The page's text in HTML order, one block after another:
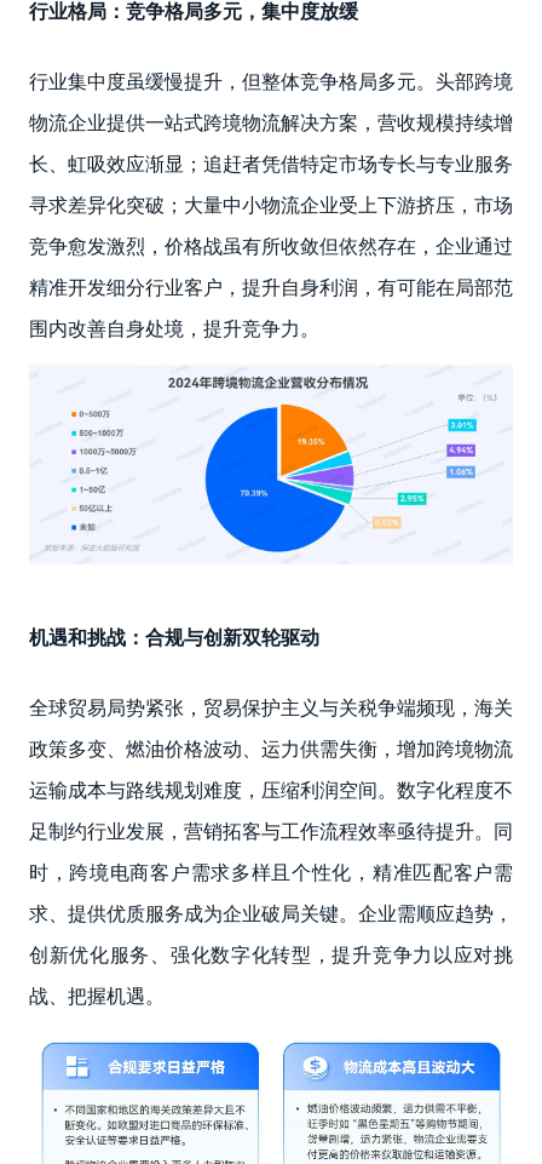
行业格局：竞争格局多元，集中度放缓
行业集中度虽缓慢提升，但整体竞争格局多元。头部跨境
物流企业提供一站式跨境物流解决方案，营收规模持续增
长、虹吸效应渐显；追赶者凭借特定市场专长与专业服务
寻求差异化突破；大量中小物流企业受上下游挤压，市场
竞争愈发激烈，价格战虽有所收敛但依然存在，企业通过
精准开发细分行业客户，提升自身利润，有可能在局部范
围内改善自身处境，提升竞争力。
机遇和挑战：合规与创新双轮驱动
全球贸易局势紧张，贸易保护主义与关税争端频现，海关
政策多变、燃油价格波动、运力供需失衡，增加跨境物流
运输成本与路线规划难度，压缩利润空间。数字化程度不
足制约行业发展，营销拓客与工作流程效率亟待提升。同
时，跨境电商客户需求多样且个性化，精准匹配客户需
求、提供优质服务成为企业破局关键。企业需顺应趋势，
创新优化服务、强化数字化转型，提升竞争力以应对挑
战、把握机遇。